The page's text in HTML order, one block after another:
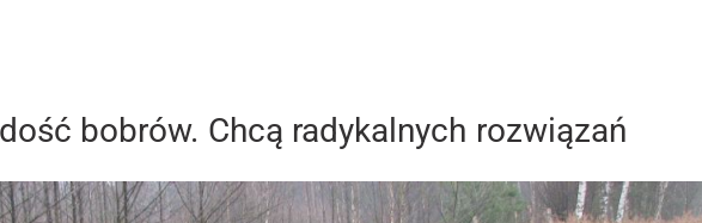
bobrów. Chcą radykalnych rozwiązań